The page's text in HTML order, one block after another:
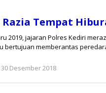
Tempat
2019, jajaran Polres Kediri
bertujuan memberantas
Desember 2018